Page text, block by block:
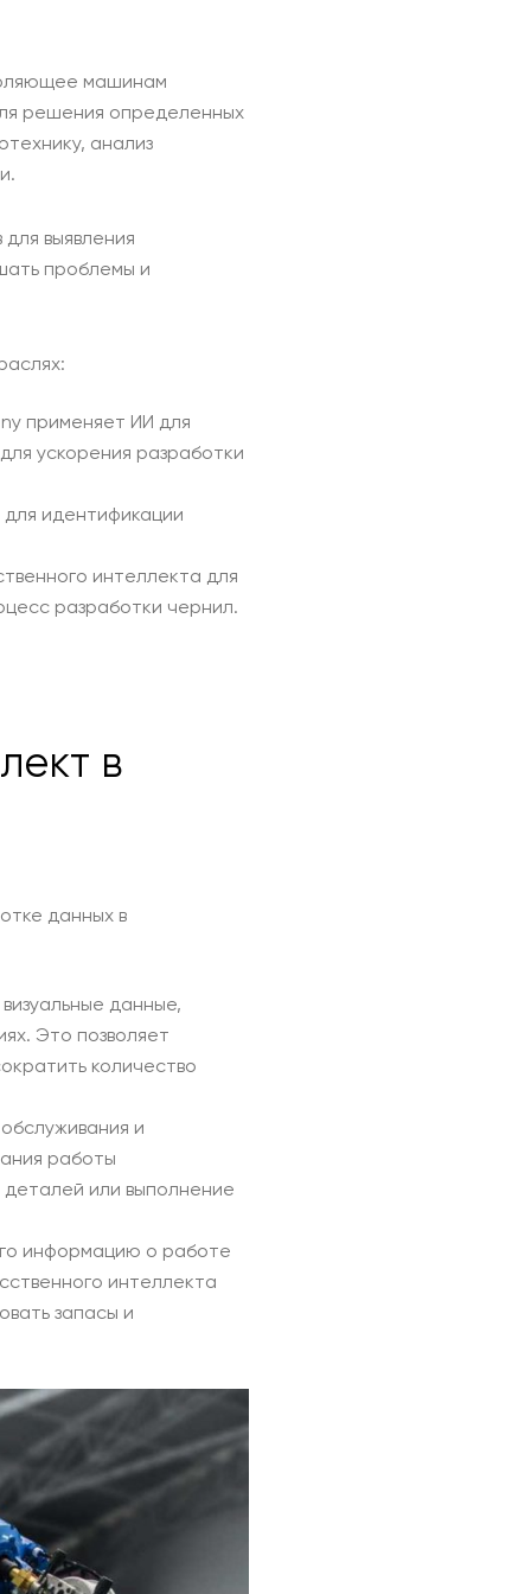
машинам
решения определенных
анализ
выявления
проблемы и
применяет ИИ для
ускорения разработки
идентификации
интеллекта для
разработки чернил.
в
данных в
данные,
Это позволяет
количество
и
работы
или выполнение
информацию о работе
интеллекта
запасы и